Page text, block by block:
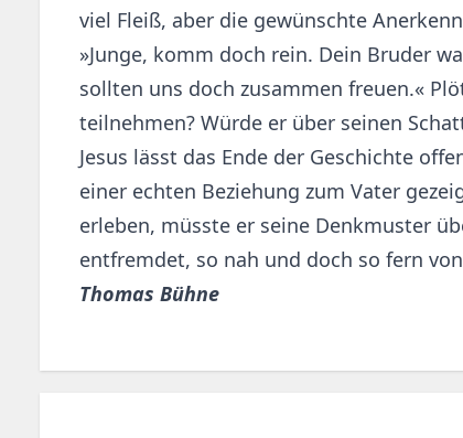
viel Fleiß, aber die gewünschte
»Junge, komm doch rein. Dein Bruder
sollten uns doch zusammen freuen.«
teilnehmen? Würde er über seinen
Jesus lässt das Ende der Geschichte
einer echten Beziehung zum Vater
erleben, müsste er seine Denkmuster
entfremdet, so nah und doch so fern
Thomas Bühne